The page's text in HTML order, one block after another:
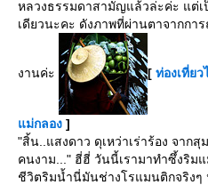
หลวงธรรมดาสามัญแล้วล่ะค่ะ แต่เ
เดียวนะคะ ดังภาพที่ผ่านตาจากกา
งานค่ะ [ ท่องเที่ย
ม่กลอง ]
"สิ้น..แสงดาว ดุเหว่าเร่าร้อง จาก
คนงาม..." ฮี่ฮี่ วันนี้เรามาทำซึ้งริม
ชีวิตริมน้ำนี่มันช่างโรแมนติกจริงๆ